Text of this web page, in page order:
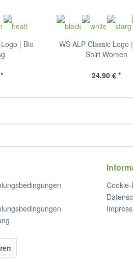
| Bio
WS ALP Classic Logo
Shirt Women
24,90 € *